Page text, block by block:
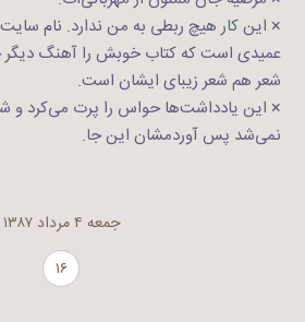
× اینکار هیچ ربطی به من ندارد. نام سایت
عمیدی است که کتاب خوبش را آهنگ دیگر
شعر هم شعر زیبای ایشان است.
× این یادداشت‌ها حواس را پرت می‌کرد و
نمی‌شد پس آوردمشان این جا.
جمعه ۴ مرداد ۱۳۸۷
۱۶